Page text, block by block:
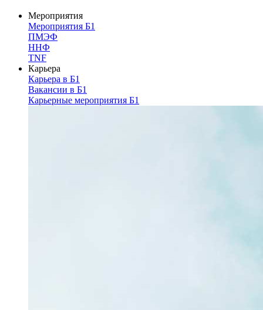
Мероприятия
Мероприятия Б1
ПМЭФ
ННФ
TNF
Карьера
Карьера в Б1
Вакансии в Б1
Карьерные мероприятия Б1